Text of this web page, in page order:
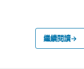
繼續閱讀→